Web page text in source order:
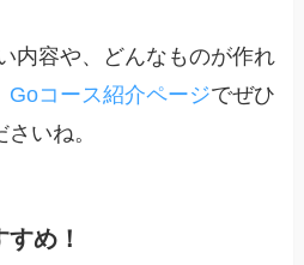
内容や、どんなものが作れ
Goコース紹介ページでぜひ
いね。
め！